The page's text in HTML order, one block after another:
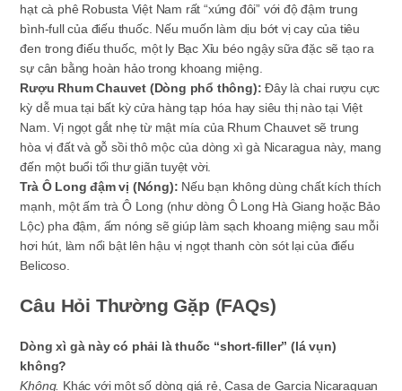
hạt cà phê Robusta Việt Nam rất “xứng đôi” với độ đậm trung
bình-full của điếu thuốc. Nếu muốn làm dịu bớt vị cay của tiêu
đen trong điếu thuốc, một ly Bạc Xỉu béo ngậy sữa đặc sẽ tạo ra
sự cân bằng hoàn hảo trong khoang miệng.
Rượu Rhum Chauvet (Dòng phổ thông): Đây là chai rượu cực
kỳ dễ mua tại bất kỳ cửa hàng tạp hóa hay siêu thị nào tại Việt
Nam. Vị ngọt gắt nhẹ từ mật mía của Rhum Chauvet sẽ trung
hòa vị đất và gỗ sồi thô mộc của dòng xì gà Nicaragua này, mang
đến một buổi tối thư giãn tuyệt vời.
Trà Ô Long đậm vị (Nóng): Nếu bạn không dùng chất kích thích
mạnh, một ấm trà Ô Long (như dòng Ô Long Hà Giang hoặc Bảo
Lộc) pha đậm, ấm nóng sẽ giúp làm sạch khoang miệng sau mỗi
hơi hút, làm nổi bật lên hậu vị ngọt thanh còn sót lại của điếu
Belicoso.
Câu Hỏi Thường Gặp (FAQs)
Dòng xì gà này có phải là thuốc “short-filler” (lá vụn)
không?
Không. Khác với một số dòng giá rẻ, Casa de Garcia Nicaraguan